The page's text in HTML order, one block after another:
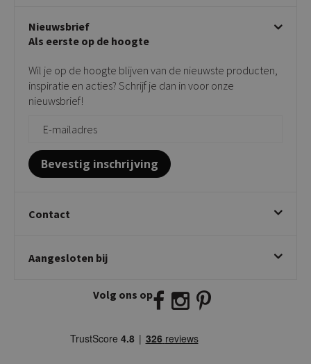
Privacy policy
Taupe stoelen
Tuinstoelen
Bijzettafels
Showroom
Contact
Onderhoudsproducten
Vloerbescherming
Giftcards
Nieuwsbrief
Als eerste op de hoogte
Wil je op de hoogte blijven van de nieuwste producten,
inspiratie en acties? Schrijf je dan in voor onze
nieuwsbrief!
Bevestig inschrijving
Contact
Twijnstraweg 2
info@kickcollection.nl
Aangesloten bij
Volg ons op